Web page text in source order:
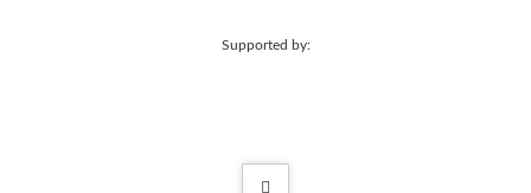
Supported by: